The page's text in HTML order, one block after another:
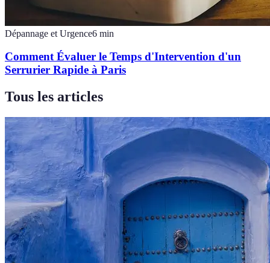
Dépannage et Urgence6 min
Comment Évaluer le Temps d'Intervention d'un
Serrurier Rapide à Paris
Tous les articles